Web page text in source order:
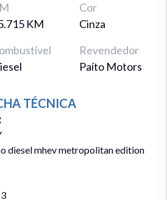
KM
Cor
Cinza
Revendedor
Paíto Motors
TÉCNICA
diesel mhev metropolitan edition